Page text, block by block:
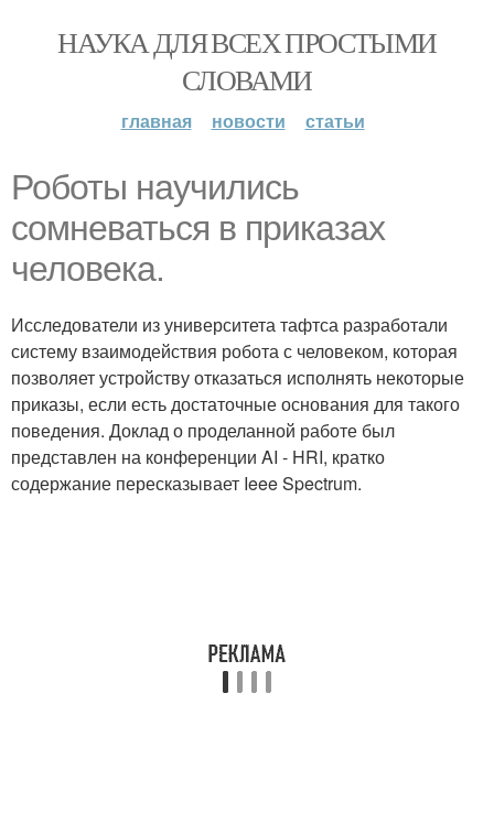
НАУКА ДЛЯ ВСЕХ ПРОСТЫМИ
СЛОВАМИ
главная новости статьи
Роботы научились
сомневаться в приказах
человека.
Исследователи из университета тафтса разработали
систему взаимодействия робота с человеком, которая
позволяет устройству отказаться исполнять некоторые
приказы, если есть достаточные основания для такого
поведения. Доклад о проделанной работе был
представлен на конференции AI - HRI, кратко
содержание пересказывает Ieee Spectrum.